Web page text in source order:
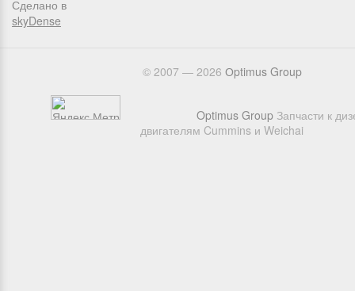
Сделано в
skyDense
© 2007 — 2026 Оptimus Group
Optimus Group Запчасти к
двигателям Cummins и Weichai